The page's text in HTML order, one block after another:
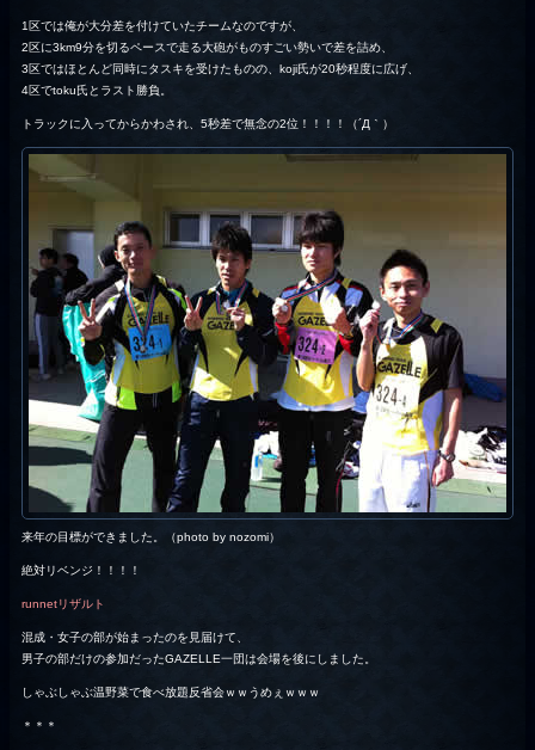
1区では俺が大分差を付けていたチームなのですが、
2区に3km9分を切るペースで走る大砲がものすごい勢いで差を詰め、
3区ではほとんど同時にタスキを受けたものの、koji氏が20秒程度に広げ、
4区でtoku氏とラスト勝負。
トラックに入ってからかわされ、5秒差で無念の2位！！！！（´Д｀）
来年の目標ができました。（photo by nozomi）
絶対リベンジ！！！！
runnetリザルト
混成・女子の部が始まったのを見届けて、
男子の部だけの参加だったGAZELLE一団は会場を後にしました。
しゃぶしゃぶ温野菜で食べ放題反省会ｗｗうめぇｗｗｗ
＊＊＊